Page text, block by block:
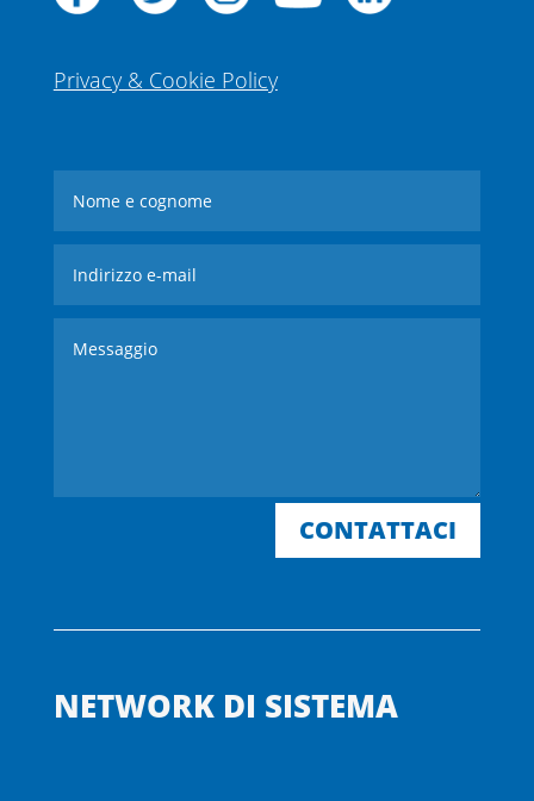
Privacy & Cookie Policy
CONTATTACI
NETWORK DI SISTEMA